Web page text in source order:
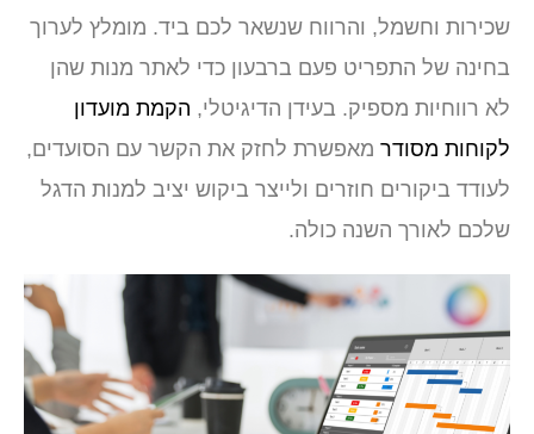
שכירות וחשמל, והרווח שנשאר לכם ביד. מומלץ לערוך
בחינה של התפריט פעם ברבעון כדי לאתר מנות שהן
לא רווחיות מספיק. בעידן הדיגיטלי, הקמת מועדון
לקוחות מסודר מאפשרת לחזק את הקשר עם הסועדים,
לעודד ביקורים חוזרים ולייצר ביקוש יציב למנות הדגל
שלכם לאורך השנה כולה.